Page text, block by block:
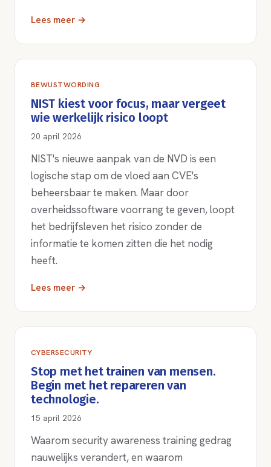
Lees meer →
BEWUSTWORDING
NIST kiest voor focus, maar vergeet
wie werkelijk risico loopt
20 april 2026
NIST's nieuwe aanpak van de NVD is een
logische stap om de vloed aan CVE's
beheersbaar te maken. Maar door
overheidssoftware voorrang te geven, loopt
het bedrijfsleven het risico zonder de
informatie te komen zitten die het nodig
heeft.
Lees meer →
CYBERSECURITY
Stop met het trainen van mensen.
Begin met het repareren van
technologie.
15 april 2026
Waarom security awareness training gedrag
nauwelijks verandert, en waarom